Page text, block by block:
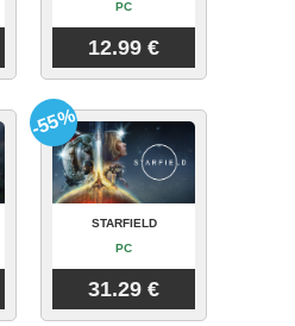
PC
12.99 €
STARFIELD
PC
31.29 €
-55%